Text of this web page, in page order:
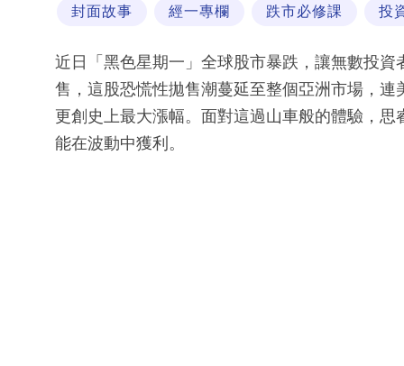
封面故事 經一專欄 跌市必修課 投
近日「黑色星期一」全球股市暴跌，讓無數投
售，這股恐慌性拋售潮蔓延至整個亞洲市場，
更創史上最大漲幅。面對這過山車般的體驗，
能在波動中獲利。